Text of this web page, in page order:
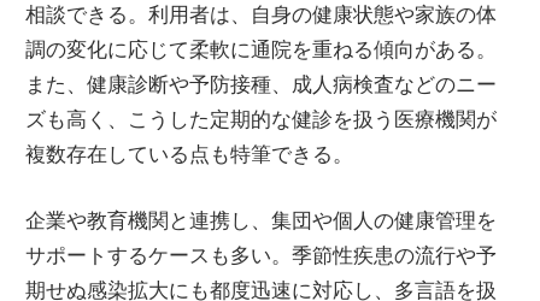
相談できる。利用者は、自身の健康状態や家族の体
調の変化に応じて柔軟に通院を重ねる傾向がある。
また、健康診断や予防接種、成人病検査などのニー
ズも高く、こうした定期的な健診を扱う医療機関が
複数存在している点も特筆できる。
企業や教育機関と連携し、集団や個人の健康管理を
サポートするケースも多い。季節性疾患の流行や予
期せぬ感染拡大にも都度迅速に対応し、多言語を扱